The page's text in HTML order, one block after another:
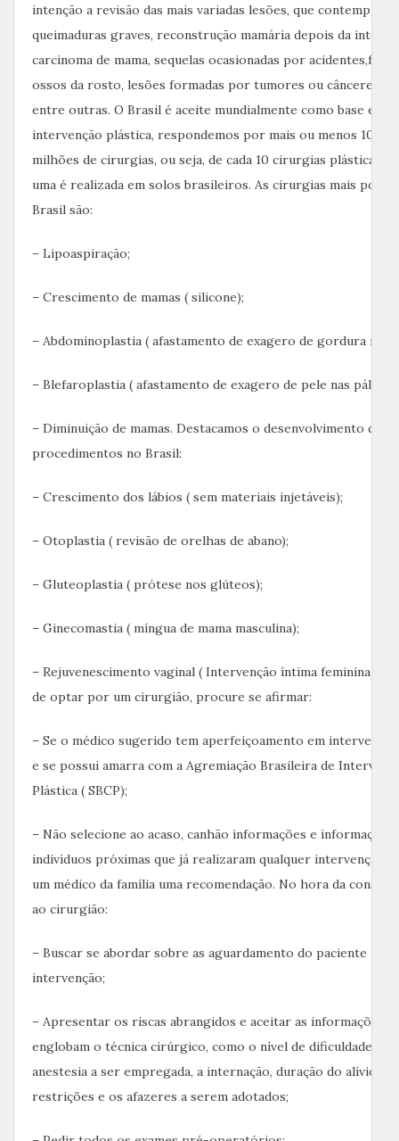
intenção a revisão das mais variadas lesões, que contemplam
queimaduras graves, reconstrução mamária depois da
carcinoma de mama, sequelas ocasionadas por
ossos da rosto, lesões formadas por tumores ou cânceres
entre outras. O Brasil é aceite mundialmente como base em
intervenção plástica, respondemos por mais ou menos 10%
milhões de cirurgias, ou seja, de cada 10 cirurgias plásticas
uma é realizada em solos brasileiros. As cirurgias mais
Brasil são:
– Lipoaspiração;
– Crescimento de mamas ( silicone);
– Abdominoplastia ( afastamento de exagero de gordura no
– Blefaroplastia ( afastamento de exagero de pele nas
– Diminuição de mamas. Destacamos o desenvolvimento dos
procedimentos no Brasil:
– Crescimento dos lábios ( sem materiais injetáveis);
– Otoplastia ( revisão de orelhas de abano);
– Gluteoplastia ( prótese nos glúteos);
– Ginecomastia ( míngua de mama masculina);
– Rejuvenescimento vaginal ( Intervenção íntima feminina).
de optar por um cirurgião, procure se afirmar:
– Se o médico sugerido tem aperfeiçoamento em
e se possui amarra com a Agremiação Brasileira de
Plástica ( SBCP);
– Não selecione ao acaso, canhão informações e informações
indivíduos próximas que já realizaram qualquer intervenção;
um médico da família uma recomendação. No hora da
ao cirurgião:
– Buscar se abordar sobre as aguardamento do paciente
intervenção;
– Apresentar os riscas abrangidos e aceitar as informações
englobam o técnica cirúrgico, como o nível de dificuldade,
anestesia a ser empregada, a internação, duração do alívio,
restrições e os afazeres a serem adotados;